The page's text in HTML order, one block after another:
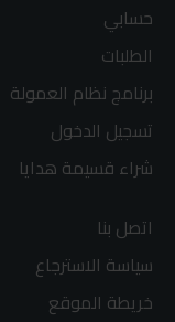
حسابي
الطلبات
برنامج نظام العمولة
تسجيل الدخول
شراء قسيمة هدايا
اتصل بنا
سياسة الاسترجاع
خريطة الموقع